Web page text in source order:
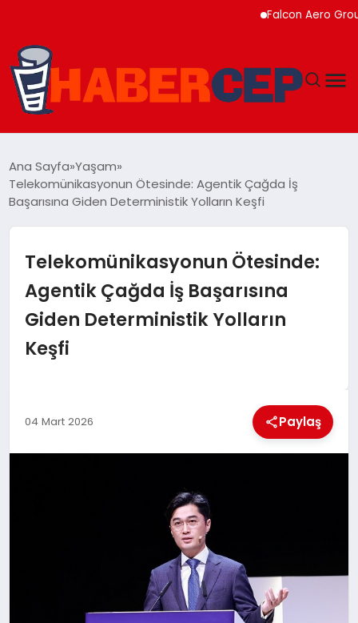
Falcon Aero Group,
GÜNDEM
SOSYAL MEDYA
KÜLTÜREL
Ana Sayfa Yaşam
Telekomünikasyonun Ötesinde: Agentik Çağda İş
Başarısına Giden Deterministik Yolların Keşfi
Telekomünikasyonun Ötesinde:
Agentik Çağda İş Başarısına
Giden Deterministik Yolların
Keşfi
04 Mart 2026 Paylaş